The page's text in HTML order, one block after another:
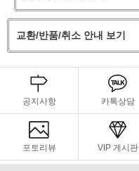
교환/반품/취소 안내 보기
공지사항 카톡상담
포토리뷰 VIP 게시판